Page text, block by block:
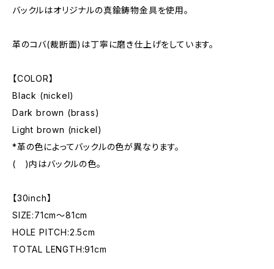
バックルはオリジナルの真鍮鋳物金具を使用。
革のコバ(裁断面)は丁寧に磨き仕上げをしています。
【COLOR】
Black (nickel)
Dark brown (brass)
Light brown (nickel)
*革の色によってバックルの色が異なります。
( )内はバックルの色。
【30inch】
SIZE:71cm〜81cm
HOLE PITCH:2.5cm
TOTAL LENGTH:91cm